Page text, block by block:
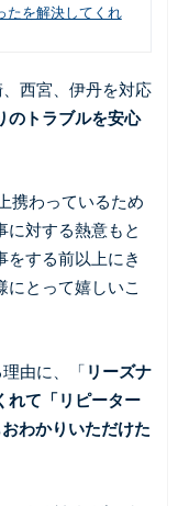
たを解決してくれ
西宮、伊丹を対応
のトラブルを安心
携わっているため
に対する熱意もと
をする前以上にき
とって嬉しいこ
由に、「 リーズナ
れて「リピーター
わかりいただけた